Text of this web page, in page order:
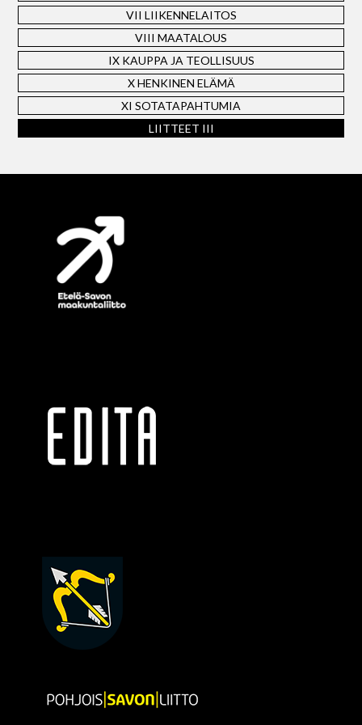
VII LIIKENNELAITOS
VIII MAATALOUS
IX KAUPPA JA TEOLLISUUS
X HENKINEN ELÄMÄ
XI SOTATAPAHTUMIA
LIITTEET III